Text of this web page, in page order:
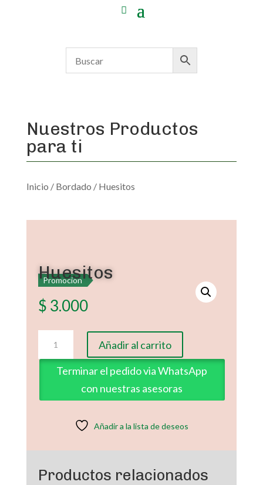
Nuestros Productos
para ti
Inicio / Bordado / Huesitos
Promoción
Huesitos
$ 3.000
cantidad
Añadir al carrito
Terminar el pedido via WhatsApp
con nuestras asesoras
Añadir a la lista de deseos
Productos relacionados